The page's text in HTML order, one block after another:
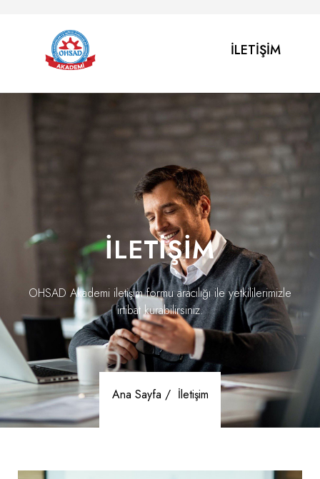
İLETIŞIM
İLETİŞİM
OHSAD Akademi iletişim formu aracılığı ile yetkililerimizle
irtibat kurabilirsiniz.
Ana Sayfa / İletişim